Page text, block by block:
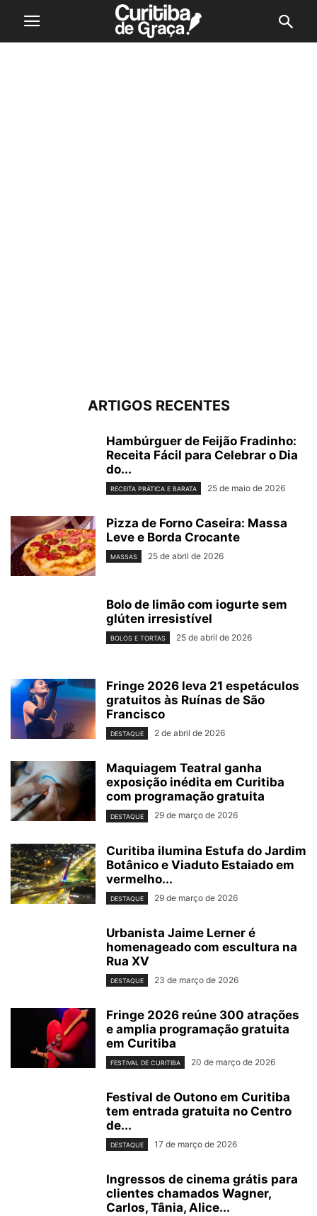
ARTIGOS RECENTES
Hambúrguer de Feijão Fradinho:
Receita Fácil para Celebrar o Dia
do...
RECEITA PRÁTICA E BARATA 25 de maio de 2026
Pizza de Forno Caseira: Massa
Leve e Borda Crocante
MASSAS 25 de abril de 2026
Bolo de limão com iogurte sem
glúten irresistível
BOLOS E TORTAS 25 de abril de 2026
Fringe 2026 leva 21 espetáculos
gratuitos às Ruínas de São
Francisco
DESTAQUE 2 de abril de 2026
Maquiagem Teatral ganha
exposição inédita em Curitiba
com programação gratuita
DESTAQUE 29 de março de 2026
Curitiba ilumina Estufa do Jardim
Botânico e Viaduto Estaiado em
vermelho...
DESTAQUE 29 de março de 2026
Urbanista Jaime Lerner é
homenageado com escultura na
Rua XV
DESTAQUE 23 de março de 2026
Fringe 2026 reúne 300 atrações
e amplia programação gratuita
em Curitiba
FESTIVAL DE CURITIBA 20 de março de 2026
Festival de Outono em Curitiba
tem entrada gratuita no Centro
de...
DESTAQUE 17 de março de 2026
Ingressos de cinema grátis para
clientes chamados Wagner,
Carlos, Tânia, Alice...